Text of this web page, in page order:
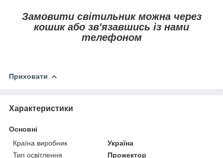
Замовити світильник можна через
кошик або зв'язавшись із нами
телефоном
Приховати
Характеристики
Основні
Країна виробник
Україна
Тип освітлення
Прожектор